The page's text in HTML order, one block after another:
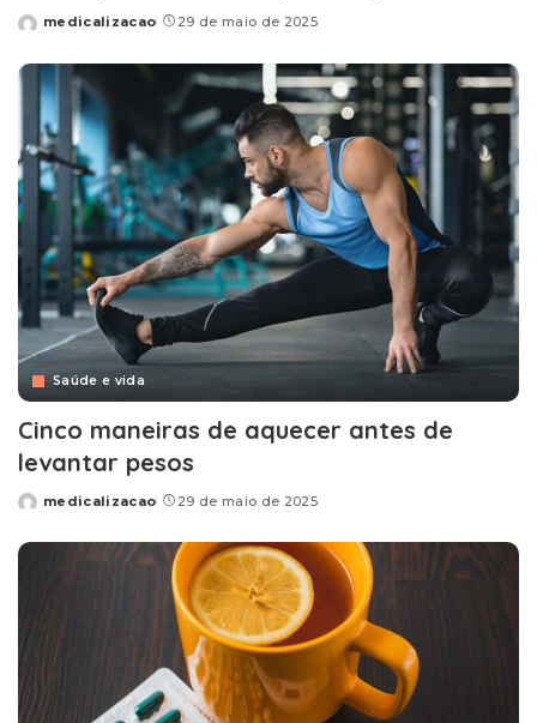
Posted
medicalizacao 29 de maio de 2025
Saúde e vida
Cinco maneiras de aquecer antes de
levantar pesos
Posted
medicalizacao 29 de maio de 2025